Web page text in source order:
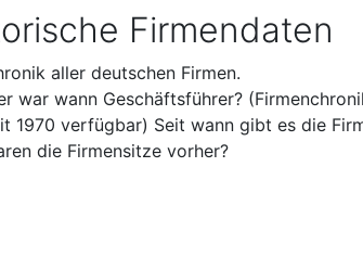
Firmendaten
aller deutschen Firmen.
war wann Geschäftsführer?
1970 verfügbar) Seit wann gibt es die
die Firmensitze vorher?